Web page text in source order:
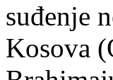
suđenje
Kosova